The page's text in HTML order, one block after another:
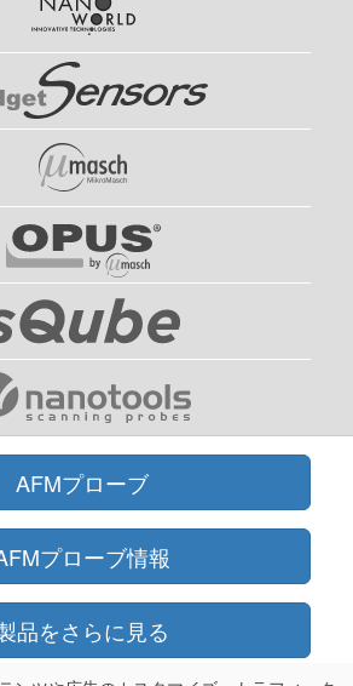
AFMプローブ
プローブ情報
品をさらに見る